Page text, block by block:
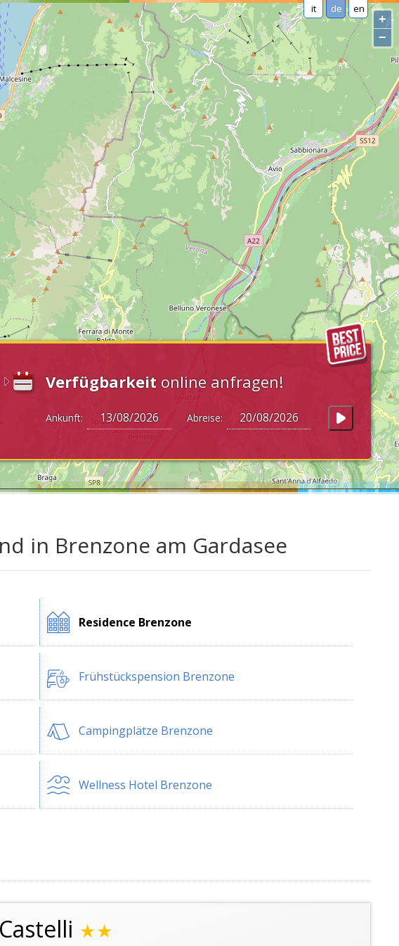
it de en
Verfügbarkeit online anfragen!
Ankunft: Abreise:
+
−
in Brenzone am Gardasee
Residence Brenzone
Frühstückspension Brenzone
Campingplätze Brenzone
Wellness Hotel Brenzone
★★